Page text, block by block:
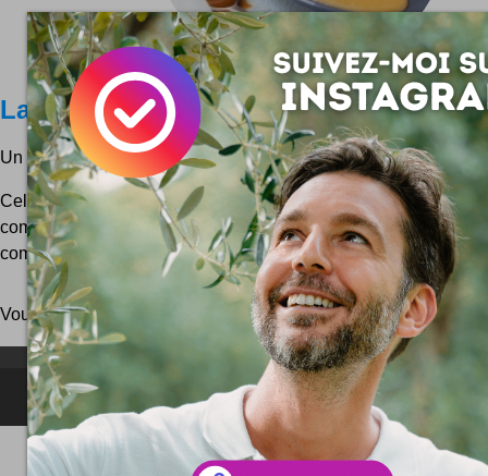
La Bonne Box
Un peu de #miam dans l'univers des boxs ...
Cela fait quelques mois que la tendance des boxs fait des
commerce hexagonal. La box, c'est le concept de
commerce électronique : le lot de chaussettes du mois, le...
Vous pouvez aussi parcourir le blogau hasard!
NEWSLETTER FOR EVER !
©2006- 2025 JeudiPhoto.netleblog lifestylede